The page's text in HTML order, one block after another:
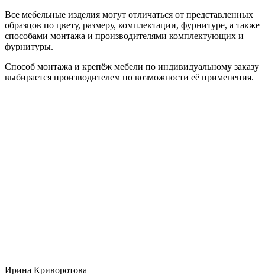
Все мебельные изделия могут отличаться от представленных
образцов по цвету, размеру, комплектации, фурнитуре, а также
способами монтажа и производителями комплектующих и
фурнитуры.
Способ монтажа и крепёж мебели по индивидуальному заказу
выбирается производителем по возможности её применения.
Ирина Криворотова